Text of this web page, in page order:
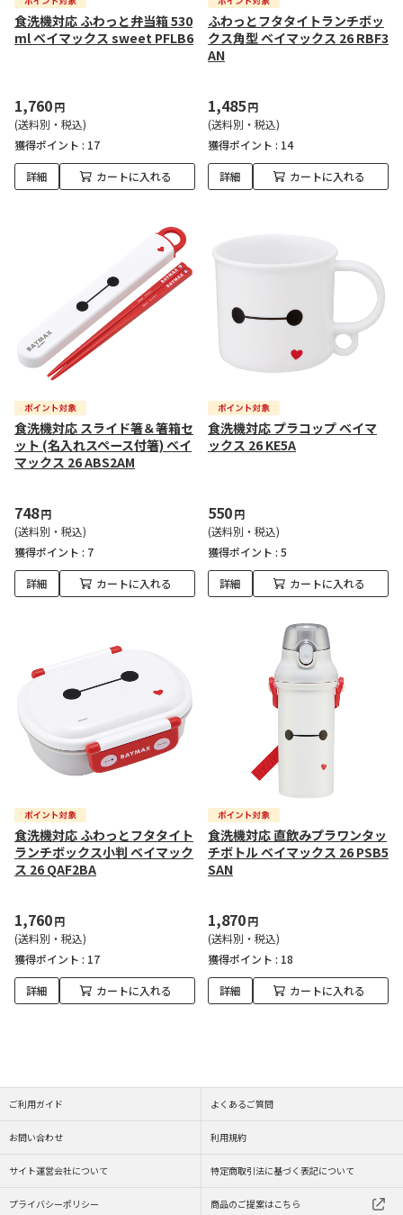
食洗機対応 ふわっと弁当箱 530
ml ベイマックス sweet PFLB6
1,760円
(送料別・税込)
獲得ポイント : 17
詳細 カートに入れる
ふわっとフタタイトランチボッ
クス角型 ベイマックス 26 RBF3
AN
1,485円
(送料別・税込)
獲得ポイント : 14
詳細 カートに入れる
食洗機対応 スライド箸＆箸箱セ
ット (名入れスペース付箸) ベイ
マックス 26 ABS2AM
748円
(送料別・税込)
獲得ポイント : 7
詳細 カートに入れる
食洗機対応 プラコップ ベイマ
ックス 26 KE5A
550円
(送料別・税込)
獲得ポイント : 5
詳細 カートに入れる
食洗機対応 ふわっとフタタイト
ランチボックス小判 ベイマック
ス 26 QAF2BA
1,760円
(送料別・税込)
獲得ポイント : 17
詳細 カートに入れる
食洗機対応 直飲みプラワンタッ
チボトル ベイマックス 26 PSB5
SAN
1,870円
(送料別・税込)
獲得ポイント : 18
詳細 カートに入れる
ご利用ガイド よくあるご質問
お問い合わせ 利用規約
サイト運営会社について 特定商取引法に基づく表記について
プライバシーポリシー 商品のご提案はこちら